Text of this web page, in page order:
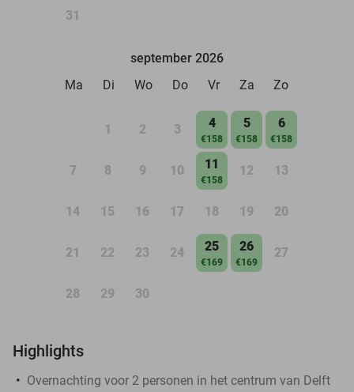
31
september 2026
Ma
Di Wo Do Vr Za Zo
1 2 3 4
€158
5
€158
6
€158
7 8 9 10 11
€158
12 13
14 15 16 17 18 19 20
21 22 23 24 25
€169
26
€169
27
28 29 30
Highlights
Overnachting voor 2 personen in het centrum van Delft